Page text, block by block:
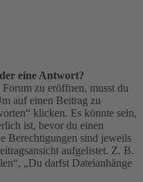
eine Antwort?
zu eröffnen, musst du
auf einen Beitrag zu
klicken. Es könnte sein,
ist, bevor du einen
Berechtigungen sind jeweils
aufgelistet. Z. B.
„Du darfst Dateianhänge